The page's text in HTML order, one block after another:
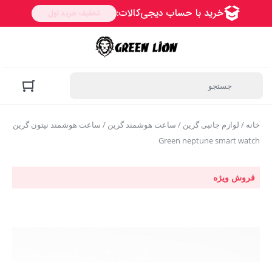
خانه / لوازم جانبی گرین / ساعت هوشمند گرین / ساعت هوشمند نپتون گرین
Green neptune smart watch
فروش ویژه